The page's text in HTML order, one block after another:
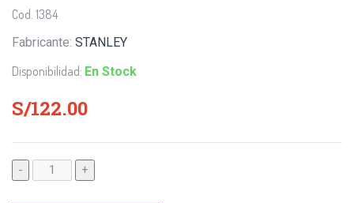
Cod. 1384
Fabricante: STANLEY
Disponibilidad: En Stock
S/122.00
- +